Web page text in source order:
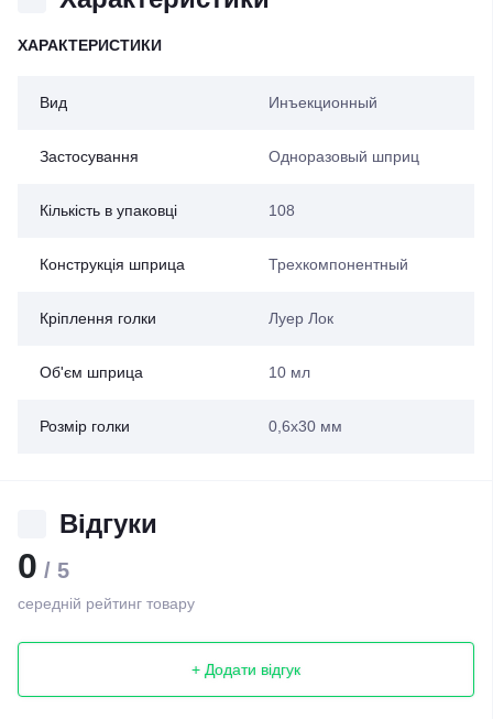
ХАРАКТЕРИСТИКИ
Вид Инъекционный
Застосування Одноразовый шприц
Кількість в упаковці 108
Конструкція шприца Трехкомпонентный
Кріплення голки Луер Лок
Об'єм шприца 10 мл
Розмір голки 0,6х30 мм
Відгуки
0 / 5
середній рейтинг товару
+ Додати відгук